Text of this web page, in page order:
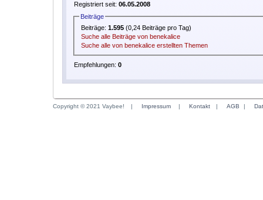
Registriert seit: 06.05.2008
Beiträge
Beiträge:1.595 (0,24 Beiträge pro Tag)
Suche alle Beiträge von benekalice
Suche alle von benekalice erstellten Themen
Empfehlungen: 0
Copyright © 2021 Vaybee! | Impressum | Kontakt | AGB |